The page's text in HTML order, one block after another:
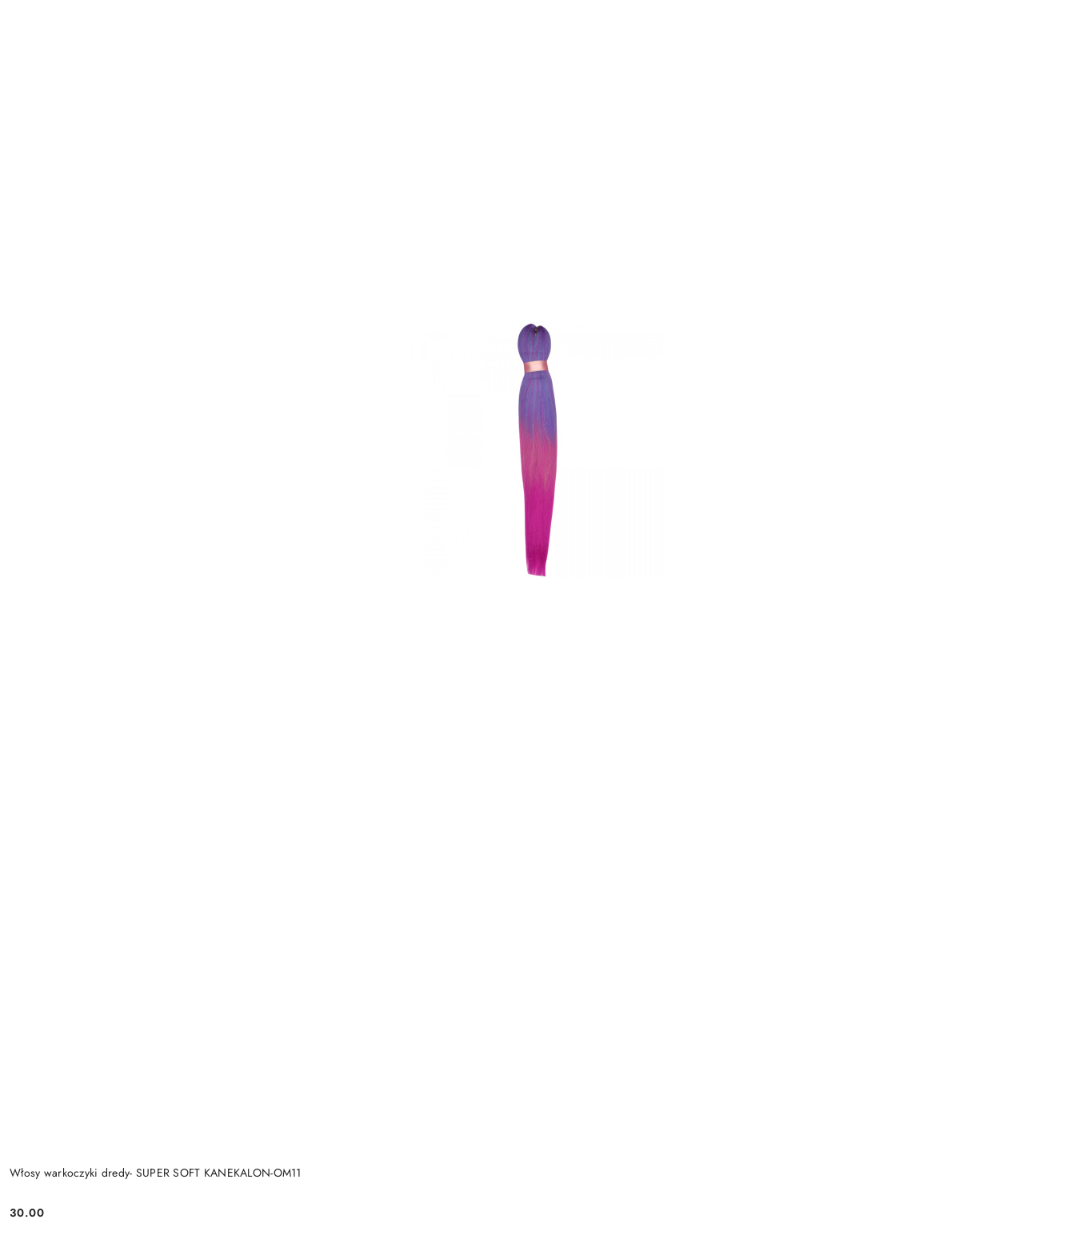
Włosy warkoczyki dredy- SUPER SOFT KANEKALON-OM11
Cena:
30.00